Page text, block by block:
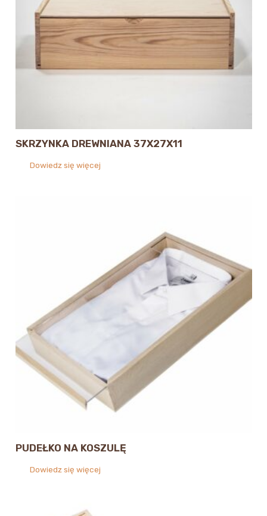
SKRZYNKA DREWNIANA 37X27X11
Dowiedz się więcej
PUDEŁKO NA KOSZULĘ
Dowiedz się więcej